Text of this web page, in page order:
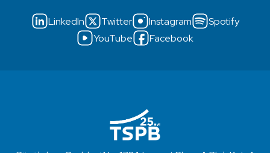
LinkedIn Twitter Instagram
Spotify
YouTube
Facebook